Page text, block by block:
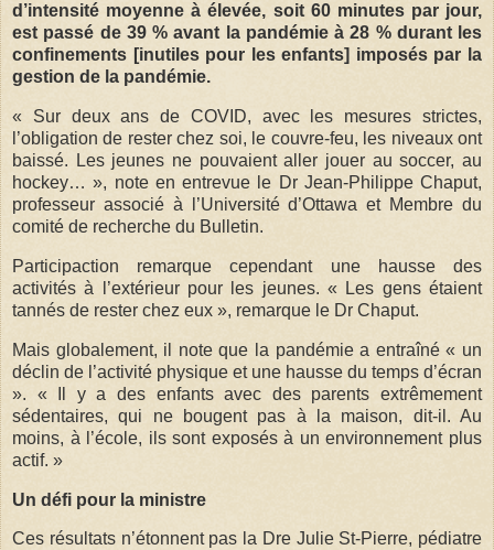
d’intensité moyenne à élevée, soit 60 minutes par jour,
est passé de 39 % avant la pandémie à 28 % durant les
confinements [inutiles pour les enfants] imposés par la
gestion de la pandémie.
« Sur deux ans de COVID, avec les mesures strictes,
l’obligation de rester chez soi, le couvre-feu, les niveaux ont
baissé. Les jeunes ne pouvaient aller jouer au soccer, au
hockey… », note en entrevue le Dr Jean-Philippe Chaput,
professeur associé à l’Université d’Ottawa et Membre du
comité de recherche du Bulletin.
Participaction remarque cependant une hausse des
activités à l’extérieur pour les jeunes. « Les gens étaient
tannés de rester chez eux », remarque le Dr Chaput.
Mais globalement, il note que la pandémie a entraîné « un
déclin de l’activité physique et une hausse du temps d’écran
». « Il y a des enfants avec des parents extrêmement
sédentaires, qui ne bougent pas à la maison, dit-il. Au
moins, à l’école, ils sont exposés à un environnement plus
actif. »
Un défi pour la ministre
Ces résultats n’étonnent pas la Dre Julie St-Pierre, pédiatre